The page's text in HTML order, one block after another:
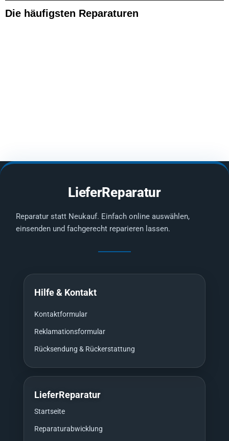
Die häufigsten Reparaturen
LieferReparatur
Reparatur statt Neukauf. Einfach online auswählen,
einsenden und fachgerecht reparieren lassen.
Hilfe & Kontakt
Kontaktformular
Reklamationsformular
Rücksendung & Rückerstattung
LieferReparatur
Startseite
Reparaturabwicklung